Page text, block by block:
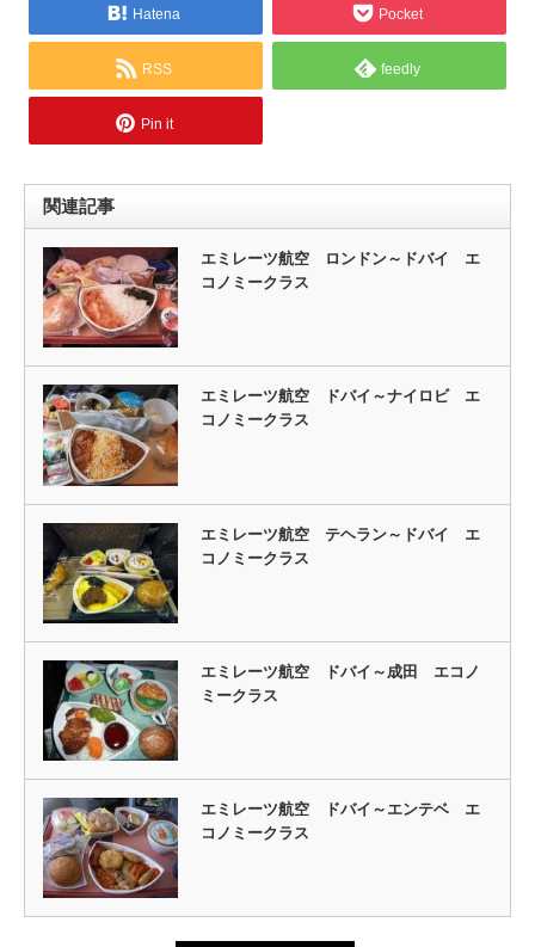
Hatena Pocket
RSS feedly
Pin it
関連記事
エミレーツ航空 ロンドン～ドバイ エ
コノミークラス
エミレーツ航空 ドバイ～ナイロビ エ
コノミークラス
エミレーツ航空 テヘラン～ドバイ エ
コノミークラス
エミレーツ航空 ドバイ～成田 エコノ
ミークラス
エミレーツ航空 ドバイ～エンテベ エ
コノミークラス